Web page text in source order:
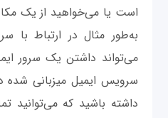
است یا می‌خواهید از یک
به‌طور مثال در ارتباط با
می‌تواند داشتن یک سرور
سرویس ایمیل میزبانی شده
داشته باشید که می‌توانید